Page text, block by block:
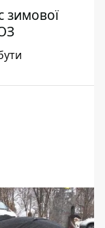
зимової